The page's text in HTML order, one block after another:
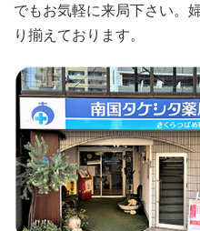
でもお気軽に来局下さい。
り揃えております。